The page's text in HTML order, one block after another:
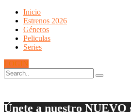
Inicio
Estrenos 2026
Géneros
Peliculas
Series
LOGIN
Únete a nuestro NUEVO